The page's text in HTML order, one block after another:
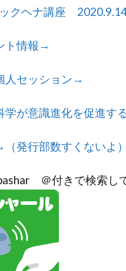
クヘナ講座 2020.9.14
ト情報→
人セッション→
が意識進化を促進す
発行部数すくないよ）
＠付きで検索し